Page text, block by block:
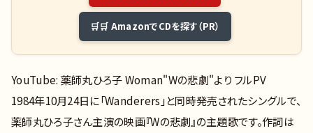
🛒 AmazonでCDを探す（PR）
YouTube: 薬師丸ひろ子 Woman"Wの悲劇"より フルPV
1984年10月24日に「Wanderers」と同時発売されたシングルで、
薬師丸ひろ子さん主演の映画『Wの悲劇』の主題歌です。作詞は